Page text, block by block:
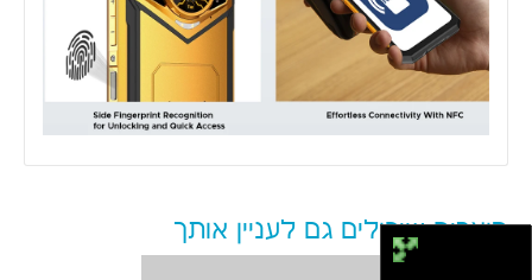
מוצרים שיכולים גם לעניין אותך